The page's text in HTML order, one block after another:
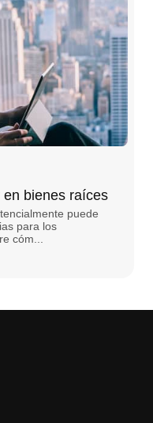
bienes raíces
puede
para los
cóm...